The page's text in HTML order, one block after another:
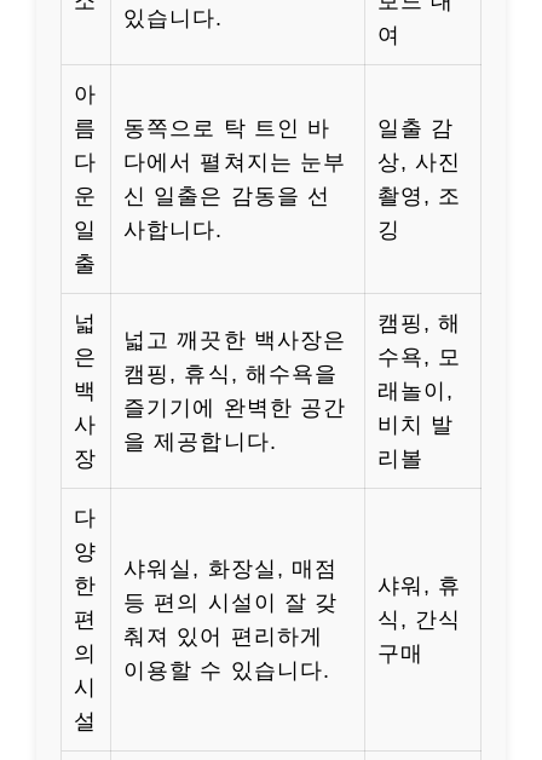
있습니다.
여
아
름
다
운
일
출
동쪽으로 탁 트인 바
다에서 펼쳐지는 눈부
신 일출은 감동을 선
사합니다.
일출 감
상, 사진
촬영, 조
깅
넓
은
백
사
장
넓고 깨끗한 백사장은
캠핑, 휴식, 해수욕을
즐기기에 완벽한 공간
을 제공합니다.
캠핑, 해
수욕, 모
래놀이,
비치 발
리볼
다
양
한
편
의
시
설
샤워실, 화장실, 매점
등 편의 시설이 잘 갖
춰져 있어 편리하게
이용할 수 있습니다.
샤워, 휴
식, 간식
구매